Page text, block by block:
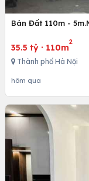
Bán Đất 110m -
35.5 tỷ · 110m
2
Thành phố Hà Nội
hôm qua